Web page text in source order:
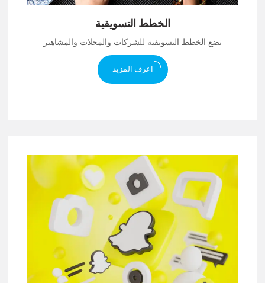
الخطط التسويقية
نضع الخطط التسويقية للشركات والمحلات والمشاهير
اعرف المزيد